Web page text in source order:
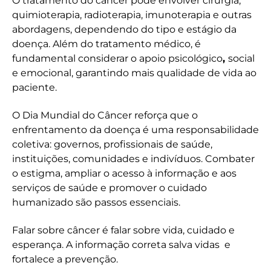
quimioterapia, radioterapia, imunoterapia e outras
abordagens, dependendo do tipo e estágio da
doença. Além do tratamento médico, é
fundamental considerar o apoio psicológico, social
e emocional, garantindo mais qualidade de vida ao
paciente.
O Dia Mundial do Câncer reforça que o
enfrentamento da doença é uma responsabilidade
coletiva: governos, profissionais de saúde,
instituições, comunidades e indivíduos. Combater
o estigma, ampliar o acesso à informação e aos
serviços de saúde e promover o cuidado
humanizado são passos essenciais.
Falar sobre câncer é falar sobre vida, cuidado e
esperança. A informação correta salva vidas e
fortalece a prevenção.